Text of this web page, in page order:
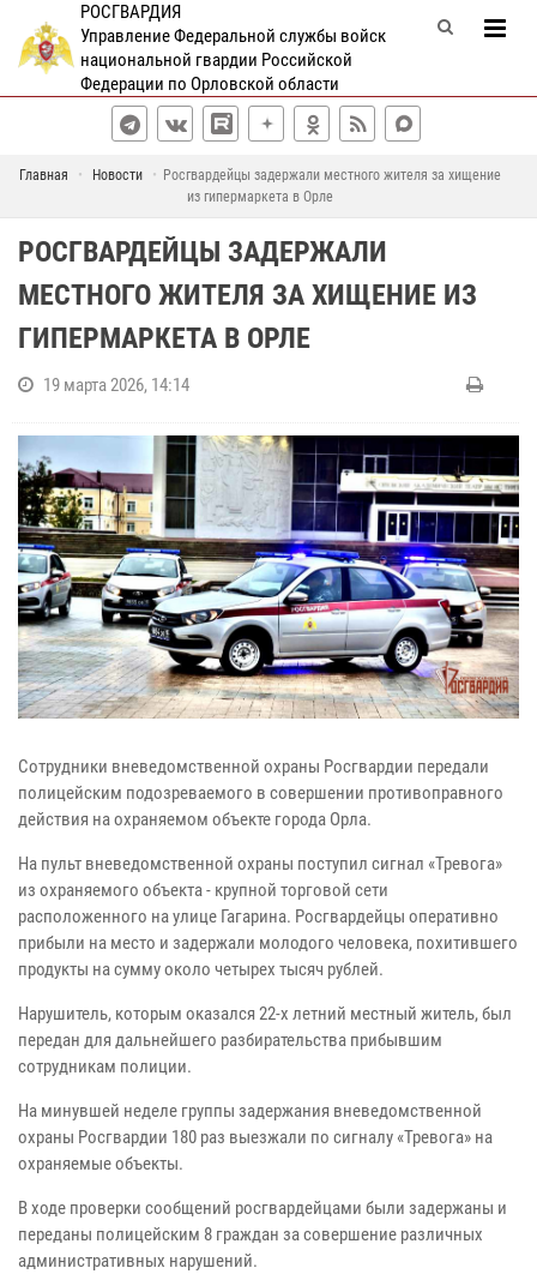
РОСГВАРДИЯ
Управление Федеральной службы войск
национальной гвардии Российской
Федерации по Орловской области
Главная Новости
Росгвардейцы задержали местного жителя за хищение
из гипермаркета в Орле
РОСГВАРДЕЙЦЫ ЗАДЕРЖАЛИ
МЕСТНОГО ЖИТЕЛЯ ЗА ХИЩЕНИЕ ИЗ
ГИПЕРМАРКЕТА В ОРЛЕ
19 марта 2026, 14:14
Сотрудники вневедомственной охраны Росгвардии передали
полицейским подозреваемого в совершении противоправного
действия на охраняемом объекте города Орла.
На пульт вневедомственной охраны поступил сигнал «Тревога»
из охраняемого объекта - крупной торговой сети
расположенного на улице Гагарина. Росгвардейцы оперативно
прибыли на место и задержали молодого человека, похитившего
продукты на сумму около четырех тысяч рублей.
Нарушитель, которым оказался 22-х летний местный житель, был
передан для дальнейшего разбирательства прибывшим
сотрудникам полиции.
На минувшей неделе группы задержания вневедомственной
охраны Росгвардии 180 раз выезжали по сигналу «Тревога» на
охраняемые объекты.
В ходе проверки сообщений росгвардейцами были задержаны и
переданы полицейским 8 граждан за совершение различных
административных нарушений.